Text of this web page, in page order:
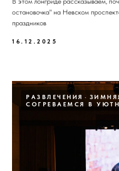
остановочка" на Невском
праздников
16.12.2025
РАЗВЛЕЧЕНИЯ
СОГРЕВАЕМСЯ В